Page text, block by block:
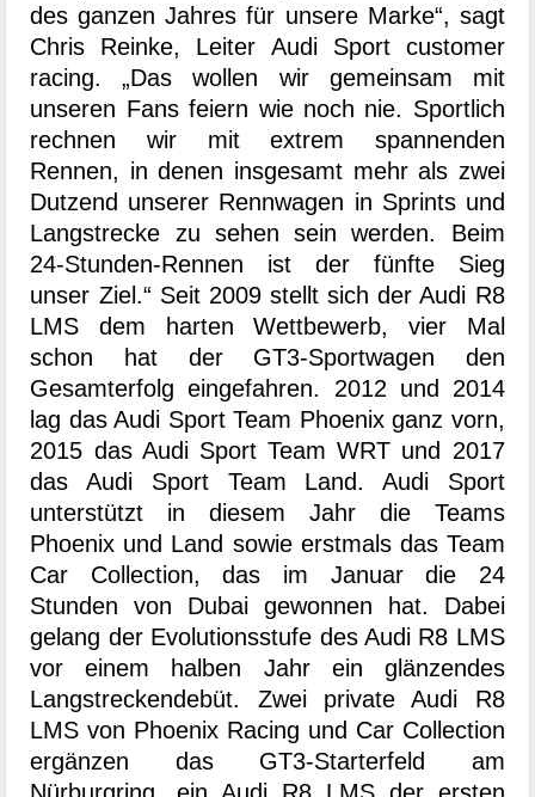
des ganzen Jahres für unsere Marke“, sagt
Chris Reinke, Leiter Audi Sport customer
racing. „Das wollen wir gemeinsam mit
unseren Fans feiern wie noch nie. Sportlich
rechnen wir mit extrem spannenden
Rennen, in denen insgesamt mehr als zwei
Dutzend unserer Rennwagen in Sprints und
Langstrecke zu sehen sein werden. Beim
24-Stunden-Rennen ist der fünfte Sieg
unser Ziel.“ Seit 2009 stellt sich der Audi R8
LMS dem harten Wettbewerb, vier Mal
schon hat der GT3-Sportwagen den
Gesamterfolg eingefahren. 2012 und 2014
lag das Audi Sport Team Phoenix ganz vorn,
2015 das Audi Sport Team WRT und 2017
das Audi Sport Team Land. Audi Sport
unterstützt in diesem Jahr die Teams
Phoenix und Land sowie erstmals das Team
Car Collection, das im Januar die 24
Stunden von Dubai gewonnen hat. Dabei
gelang der Evolutionsstufe des Audi R8 LMS
vor einem halben Jahr ein glänzendes
Langstreckendebüt. Zwei private Audi R8
LMS von Phoenix Racing und Car Collection
ergänzen das GT3-Starterfeld am